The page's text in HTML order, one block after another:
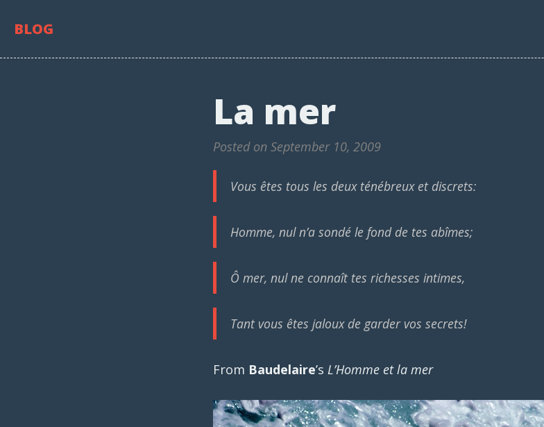
BLOG
La mer
Posted on September 10, 2009
Vous êtes tous les deux ténébreux et discrets:
Homme, nul n’a sondé le fond de tes abîmes;
Ô mer, nul ne connaît tes richesses intimes,
Tant vous êtes jaloux de garder vos secrets!
From Baudelaire’s L’Homme et la mer